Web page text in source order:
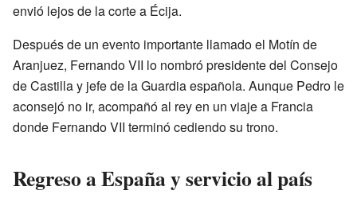
envió lejos de la corte a Écija.
Después de un evento importante llamado el Motín de
Aranjuez, Fernando VII lo nombró presidente del Consejo
de Castilla y jefe de la Guardia española. Aunque Pedro le
aconsejó no ir, acompañó al rey en un viaje a Francia
donde Fernando VII terminó cediendo su trono.
Regreso a España y servicio al país